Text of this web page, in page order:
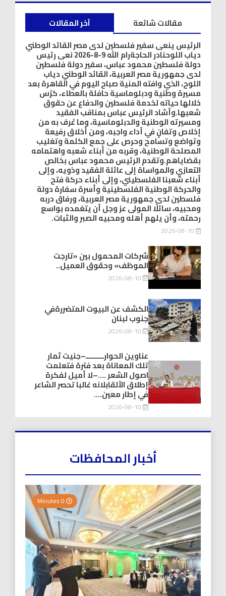
آخر المقالات
مقالات شائعة
الرئيس ينعى سفير فلسطين لدى مصر القائد الوطني
دياب اللوحنادر الحاجةرام الله 9-8-2026 نعى رئيس
دولة فلسطين محمود عباس، سفير دولة فلسطين
لدى جمهورية مصر العربية، القائد الوطني دياب
اللوح، الذي وافته المنية صباح اليوم في القاهرة بعد
مسيرة وطنية ودبلوماسية حافلة بالعطاء، كرّس
خلالها حياته لخدمة فلسطين والدفاع عن حقوق
شعبها.وأشاد الرئيس عباس بمناقب الفقيد
ومسيرته الوطنية والدبلوماسية، وما عُرف به من
إخلاص وتفانٍ في أداء واجبه، ومن أخلاق رفيعة
وتواضع وتسامح وحرص على جمع الكلمة وتغليب
المصلحة الوطنية، وقربه من أبناء شعبه واهتمامه
بقضاياهم.وتقدم الرئيس محمود عباس بخالص
التعازي والمواساة إلى عائلة الفقيد وذويه، وإلى
أبناء شعبنا الفلسطيني، وإلى أبناء حركة فتح
والحركة الوطنية الفلسطينية وأسرة سفارة دولة
فلسطين لدى جمهورية مصر العربية، ورفاق دربه
ومحبيه، سائلًا المولى عز وجل أن يتغمده بواسع
رحمته، وأن يلهم أهله ومحبيه الصبر والثبات.
شركات المحمول بين «تارجت
الموظف» وحقوق العميل..
2026-08-10
الكشف عن البيوت المتضررةفي
جنوب لبنان
2026-08-10
عناوين الحوارـــــــــ–جنيت ثمار
تلك المعاناة بعد فترة فتعلمت
اصول الشعر ….–لا أميل لفكرة
إطلاق الألقابلانه غالبا تحصر الشاعر
في إطار معين….
2026-08-10
أخبار المحافظات